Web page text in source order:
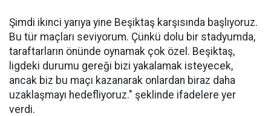
Şimdi ikinci yarıya yine Beşiktaş karşısında başlıyoruz.
Bu tür maçları seviyorum. Çünkü dolu bir stadyumda,
taraftarların önünde oynamak çok özel. Beşiktaş,
ligdeki durumu gereği bizi yakalamak isteyecek,
ancak biz bu maçı kazanarak onlardan biraz daha
uzaklaşmayı hedefliyoruz." şeklinde ifadelere yer
verdi.